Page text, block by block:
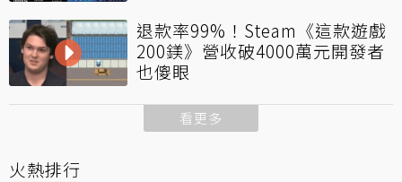
退款率99%！Steam《這款遊戲
200鎂》營收破4000萬元開發者
也傻眼
看更多
火熱排行